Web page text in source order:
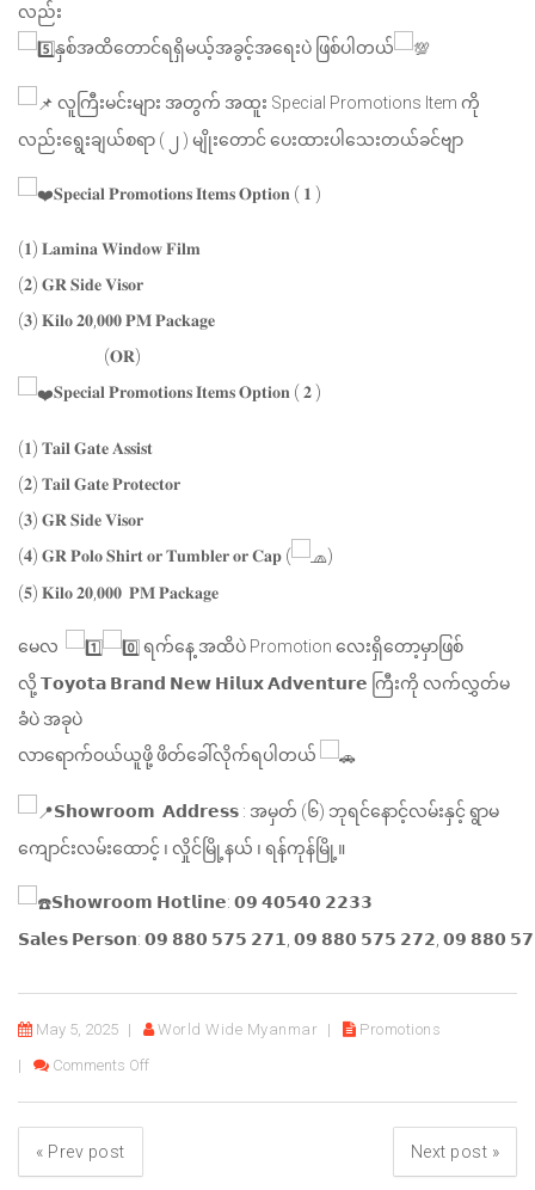
လည်း
နှစ်အထိတောင်ရရှိမယ့်အခွင့်အရေးပဲ ဖြစ်ပါတယ်
လူကြီးမင်းများ အတွက် အထူး Special Promotions Item ကို
လည်းရွေးချယ်စရာ ( ၂ ) မျိုးတောင် ပေးထားပါသေးတယ်ခင်ဗျာ
𝐒𝐩𝐞𝐜𝐢𝐚𝐥 𝐏𝐫𝐨𝐦𝐨𝐭𝐢𝐨𝐧𝐬 𝐈𝐭𝐞𝐦𝐬 𝐎𝐩𝐭𝐢𝐨𝐧 ( 𝟏 )
(𝟏) 𝐋𝐚𝐦𝐢𝐧𝐚 𝐖𝐢𝐧𝐝𝐨𝐰 𝐅𝐢𝐥𝐦
(𝟐) 𝐆𝐑 𝐒𝐢𝐝𝐞 𝐕𝐢𝐬𝐨𝐫
(𝟑) 𝐊𝐢𝐥𝐨 𝟐𝟎,𝟎𝟎𝟎 𝐏𝐌 𝐏𝐚𝐜𝐤𝐚𝐠𝐞
(𝐎𝐑)
𝐒𝐩𝐞𝐜𝐢𝐚𝐥 𝐏𝐫𝐨𝐦𝐨𝐭𝐢𝐨𝐧𝐬 𝐈𝐭𝐞𝐦𝐬 𝐎𝐩𝐭𝐢𝐨𝐧 ( 𝟐 )
(𝟏) 𝐓𝐚𝐢𝐥 𝐆𝐚𝐭𝐞 𝐀𝐬𝐬𝐢𝐬𝐭
(𝟐) 𝐓𝐚𝐢𝐥 𝐆𝐚𝐭𝐞 𝐏𝐫𝐨𝐭𝐞𝐜𝐭𝐨𝐫
(𝟑) 𝐆𝐑 𝐒𝐢𝐝𝐞 𝐕𝐢𝐬𝐨𝐫
(𝟒) 𝐆𝐑 𝐏𝐨𝐥𝐨 𝐒𝐡𝐢𝐫𝐭 𝐨𝐫 𝐓𝐮𝐦𝐛𝐥𝐞𝐫 𝐨𝐫 𝐂𝐚𝐩 (
)
(𝟓) 𝐊𝐢𝐥𝐨 𝟐𝟎,𝟎𝟎𝟎 𝐏𝐌 𝐏𝐚𝐜𝐤𝐚𝐠𝐞
မေလ
ရက်နေ့ အထိပဲ Promotion လေးရှိတော့မှာဖြစ်
လို့ 𝗧𝗼𝘆𝗼𝘁𝗮 𝗕𝗿𝗮𝗻𝗱 𝗡𝗲𝘄 𝗛𝗶𝗹𝘂𝘅 𝗔𝗱𝘃𝗲𝗻𝘁𝘂𝗿𝗲 ကြီးကို လက်လွှတ်မ
ခံပဲ အခုပဲ
လာရောက်ဝယ်ယူဖို့ ဖိတ်ခေါ်လိုက်ရပါတယ်
𝗦𝗵𝗼𝘄𝗿𝗼𝗼𝗺 𝗔𝗱𝗱𝗿𝗲𝘀𝘀 : အမှတ် (၆) ဘုရင်နောင့်လမ်းနှင့် ရွာမ
ကျောင်းလမ်းထောင့် ၊ လှိုင်မြို့နယ် ၊ ရန်ကုန်မြို့။
𝗦𝗵𝗼𝘄𝗿𝗼𝗼𝗺 𝗛𝗼𝘁𝗹𝗶𝗻𝗲: 𝟬𝟵 𝟰𝟬𝟱𝟰𝟬 𝟮𝟮𝟯𝟯
𝗦𝗮𝗹𝗲𝘀 𝗣𝗲𝗿𝘀𝗼𝗻: 𝟬𝟵 𝟴𝟴𝟬 𝟱𝟳𝟱 𝟮𝟳𝟭, 𝟬𝟵 𝟴𝟴𝟬 𝟱𝟳𝟱 𝟮𝟳𝟮, 𝟬𝟵 𝟴𝟴𝟬
May 5, 2025 World Wide Myanmar
Promotions
Comments Offon Toyota Hilux Adventure ချစ်သူများအတွက် အထူးပရိုမို
« Prev post Next post »